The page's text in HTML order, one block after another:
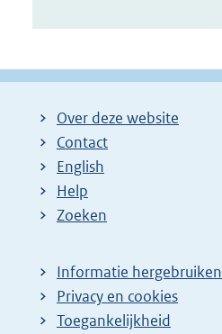
Over deze website
Contact
English
Help
Zoeken
Informatie hergebruiken
Privacy en cookies
Toegankelijkheid